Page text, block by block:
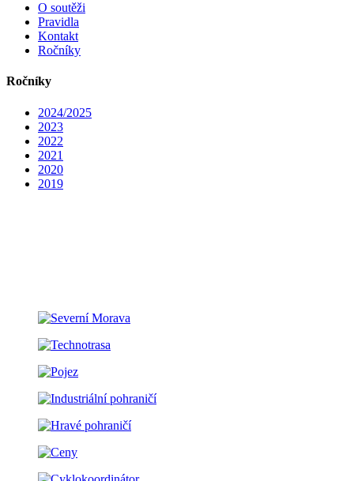
O soutěži
Pravidla
Kontakt
Ročníky
Ročníky
2024/2025
2023
2022
2021
2020
2019